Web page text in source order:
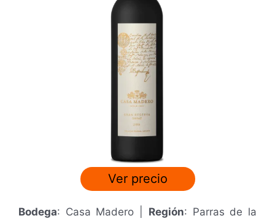
Ver precio
Bodega: Casa Madero | Región: Parras de la